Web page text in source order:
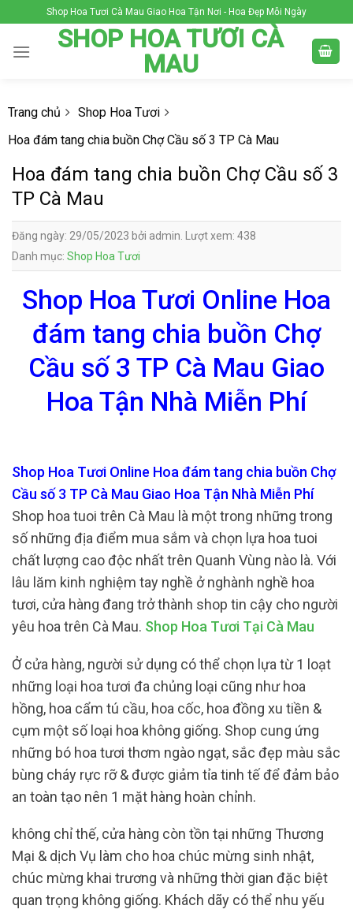
to
content
Shop Hoa Tươi Cà Mau Giao Hoa Tận Nơi - Hoa Đẹp Mỗi Ngày
SHOP HOA TƯƠI CÀ
MAU
Trang chủ
Shop Hoa Tươi
Hoa đám tang chia buồn Chợ Cầu số 3 TP Cà Mau
Hoa đám tang chia buồn Chợ Cầu số 3
TP Cà Mau
Đăng ngày: 29/05/2023 bởi admin. Lượt xem: 438
Danh mục: Shop Hoa Tươi
Shop Hoa Tươi Online Hoa
đám tang chia buồn Chợ
Cầu số 3 TP Cà Mau Giao
Hoa Tận Nhà Miễn Phí
Shop Hoa Tươi Online Hoa đám tang chia buồn Chợ
Cầu số 3 TP Cà Mau Giao Hoa Tận Nhà Miễn Phí
Shop hoa tuoi trên Cà Mau là một trong những trong
số những địa điểm mua sắm và chọn lựa hoa tuoi
chất lượng cao độc nhất trên Quanh Vùng nào là. Với
lâu lăm kinh nghiệm tay nghề ở nghành nghề hoa
tươi, cửa hàng đang trở thành shop tin cậy cho người
yêu hoa trên Cà Mau. Shop Hoa Tươi Tại Cà Mau
Ở cửa hàng, người sử dụng có thể chọn lựa từ 1 loạt
những loại hoa tươi đa chủng loại cũng như hoa
hồng, hoa cẩm tú cầu, hoa cốc, hoa đồng xu tiền &
cụm một số loại hoa không giống. Shop cung ứng
những bó hoa tươi thơm ngào ngạt, sắc đẹp màu sắc
bùng cháy rực rỡ & được giảm tỉa tinh tế để đảm bảo
an toàn tạo nên 1 mặt hàng hoàn chỉnh.
không chỉ thế, cửa hàng còn tồn tại những Thương
Mại & dịch Vụ làm cho hoa chúc mừng sinh nhật,
chúc mừng khai trương và những thời gian đặc biệt
quan trọng không giống. Khách dãy có thể nhu yếu